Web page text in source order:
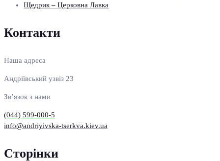
Щедрик – Церковна Лавка
Контакти
Наша адреса
Андріївський узвіз 23
Зв’язок з нами
(044) 599-000-5
info@andriyivska-tserkva.kiev.ua
Сторінки